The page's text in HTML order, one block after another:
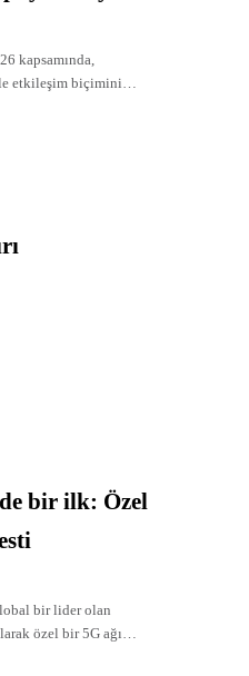
kapsamında,
etkileşim biçimini
tek ve yerleşik
bir ilk: Özel
bir lider olan
özel bir 5G ağı